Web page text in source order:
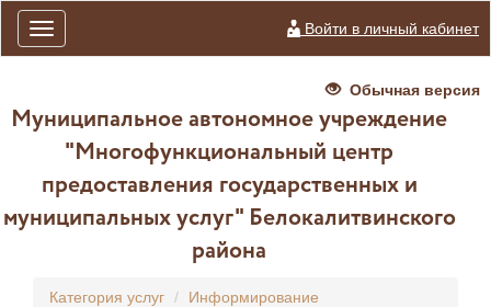
Toggle
navigation
Войти в личный кабинет
Обычная версия
Муниципальное автономное учреждение
"Многофункциональный центр
предоставления государственных и
муниципальных услуг" Белокалитвинского
района
Категория услуг
Информирование